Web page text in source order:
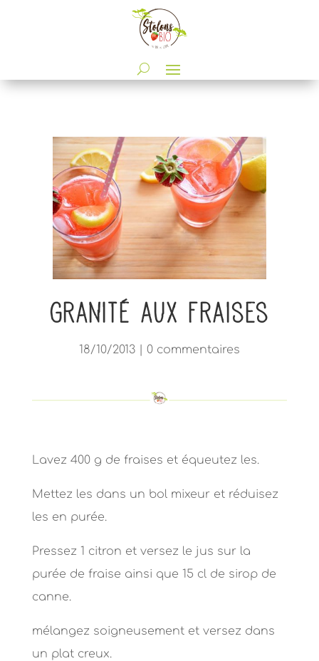
Granité aux fraises
18/10/2013| 0 commentaires
Lavez 400 g de fraises et équeutez les.
Mettez les dans un bol mixeur et réduisez
les en purée.
Pressez 1 citron et versez le jus sur la
purée de fraise ainsi que 15 cl de sirop de
canne.
mélangez soigneusement et versez dans
un plat creux.